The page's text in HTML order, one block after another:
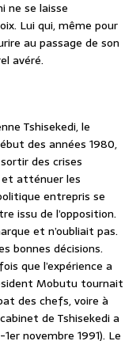
ne se laisse
Lui qui, même pour
au passage de son
avéré.
Tshisekedi, le
des années 1980,
des crises
et atténuer les
entrepris se
issu de l’opposition.
et n’oubliait pas.
bonnes décisions.
que l’expérience a
Mobutu tournait
des chefs, voire à
de Tshisekedi a
novembre 1991). Le